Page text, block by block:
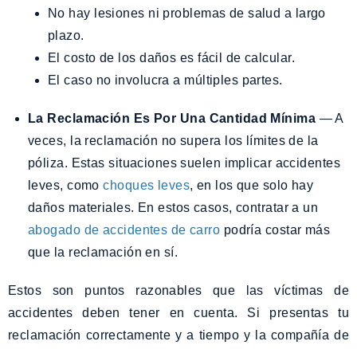
No hay lesiones ni problemas de salud a largo
plazo.
El costo de los daños es fácil de calcular.
El caso no involucra a múltiples partes.
La Reclamación Es Por Una Cantidad Mínima — A
veces, la reclamación no supera los límites de la
póliza. Estas situaciones suelen implicar accidentes
leves, comochoques leves, en los que solo hay
daños materiales. En estos casos, contratar a un
abogado de accidentes de carro podría costar más
que la reclamación en sí.
Estos son puntos razonables que las víctimas de
accidentes deben tener en cuenta. Si presentas tu
reclamación correctamente y a tiempo y la compañía de